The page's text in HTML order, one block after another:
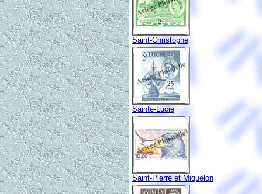
Saint-Christophe
Sainte-Lucie
Saint-Pierre et Miquelon